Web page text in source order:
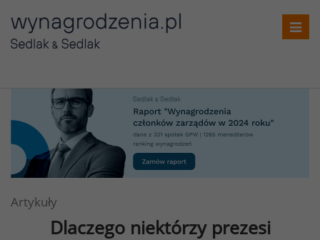
Artykuły
Dlaczego niektórzy prezesi